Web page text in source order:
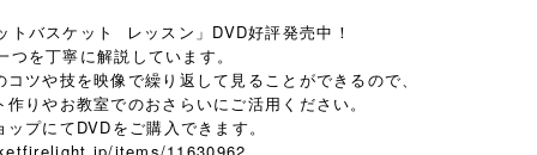
バスケット レッスン」DVD好評発売中！
を丁寧に解説しています。
ツや技を映像で繰り返して見ることができるので、
りやお教室でのおさらいにご活用ください。
プにてDVDをご購入できます。